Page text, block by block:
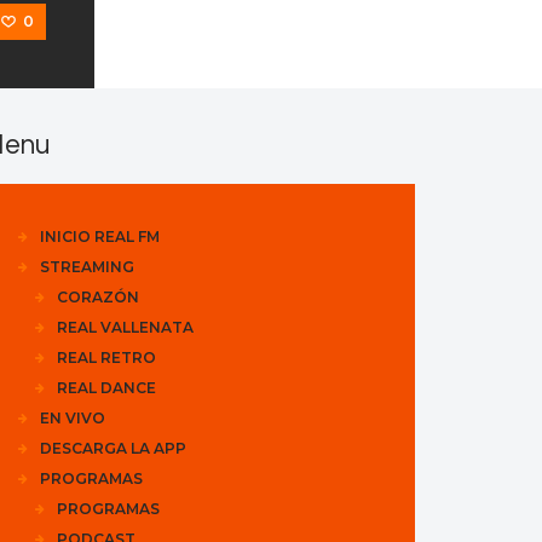
0
INICIO REAL FM
STREAMING
CORAZÓN
REAL VALLENATA
REAL RETRO
REAL DANCE
EN VIVO
DESCARGA LA APP
PROGRAMAS
PROGRAMAS